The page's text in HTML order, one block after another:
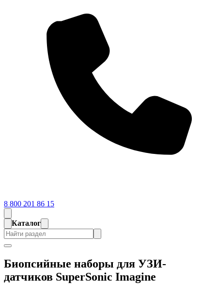
8 800 201 86 15
Каталог
Биопсийные наборы для УЗИ-
датчиков SuperSonic Imagine